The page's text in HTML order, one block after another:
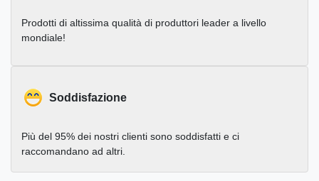
Prodotti di altissima qualità di produttori leader a livello
mondiale!
Soddisfazione
Più del 95% dei nostri clienti sono soddisfatti e ci
raccomandano ad altri.